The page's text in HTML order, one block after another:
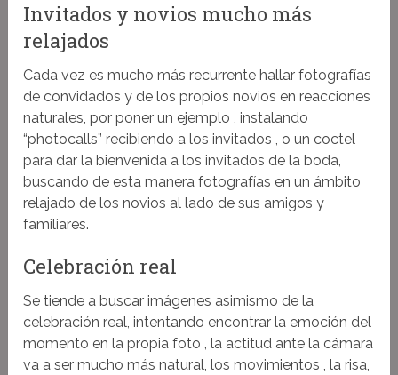
Invitados y novios mucho más
relajados
Cada vez es mucho más recurrente hallar fotografías
de convidados y de los propios novios en reacciones
naturales, por poner un ejemplo , instalando
“photocalls” recibiendo a los invitados , o un coctel
para dar la bienvenida a los invitados de la boda,
buscando de esta manera fotografías en un ámbito
relajado de los novios al lado de sus amigos y
familiares.
Celebración real
Se tiende a buscar imágenes asimismo de la
celebración real, intentando encontrar la emoción del
momento en la propia foto , la actitud ante la cámara
va a ser mucho más natural, los movimientos , la risa,